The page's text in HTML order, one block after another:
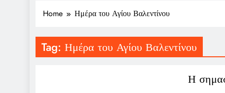
Home Ημέρα του Αγίου Βαλεντίνου
Tag: Ημέρα του Αγίου Βαλεντίνου
Η